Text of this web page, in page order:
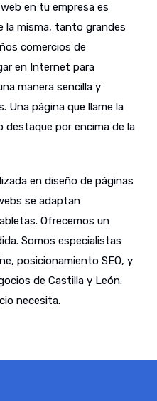
en tu empresa es
la misma, tanto grandes
comercios de
en Internet para
manera sencilla y
Una página que llame la
destaque por encima de la
en diseño de páginas
se adaptan
Ofrecemos un
Somos especialistas
posicionamiento SEO, y
de Castilla y León.
necesita.